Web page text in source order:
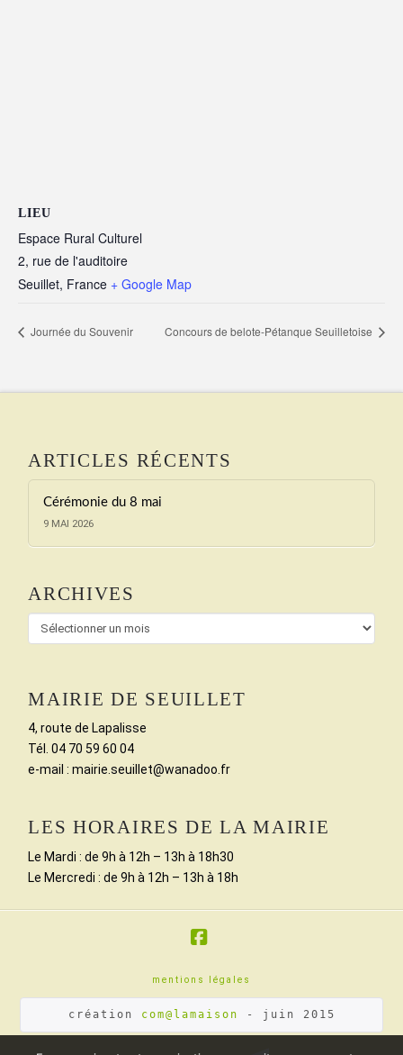
LIEU
Espace Rural Culturel
2, rue de l'auditoire
Seuillet, France + Google Map
Journée du Souvenir Concours de belote-Pétanque Seuilletoise
ARTICLES RÉCENTS
Cérémonie du 8 mai
9 MAI 2026
ARCHIVES
Archives
MAIRIE DE SEUILLET
4, route de Lapalisse
Tél. 04 70 59 60 04
e-mail : mairie.seuillet@wanadoo.fr
LES HORAIRES DE LA MAIRIE
Le Mardi : de 9h à 12h – 13h à 18h30
Le Mercredi : de 9h à 12h – 13h à 18h
mentions légales
création com@lamaison - juin 2015